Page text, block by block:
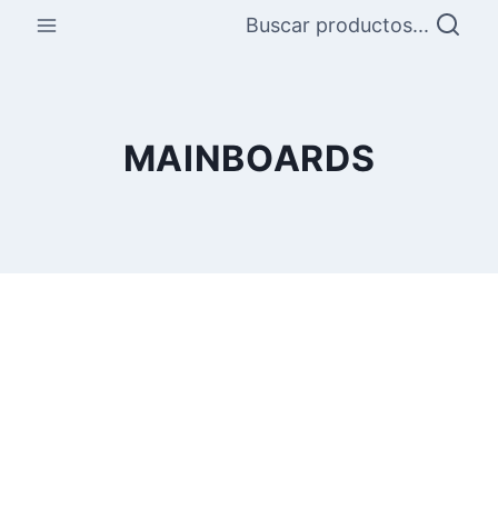
Saltar
Buscar productos...
MAINBOARDS